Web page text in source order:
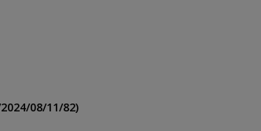
08/11/82)